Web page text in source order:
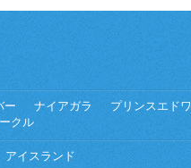
ー ナイアガラ プリンスエド
クル
アイスランド